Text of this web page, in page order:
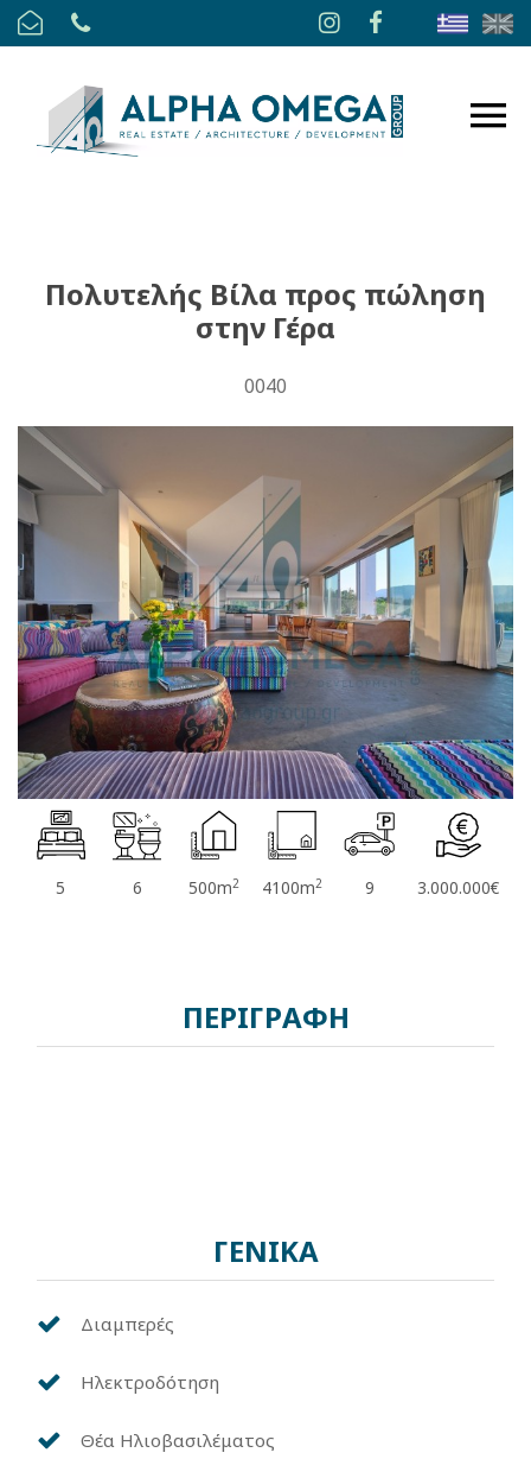
Πολυτελής Βίλα προς πώληση
στην Γέρα
0040
5 6 500m2 4100m2 9 3.000.000€
ΠΕΡΙΓΡΑΦΗ
ΓΕΝΙΚΑ
Διαμπερές
Ηλεκτροδότηση
Θέα Ηλιοβασιλέματος